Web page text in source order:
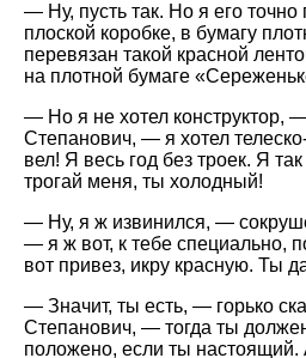
— Ну, пусть так. Но я его
плоской коробке, в бумагу
перевязан такой красной
на плотной бумаге
— Но я не хотел конструктор,
Степанович, — я хотел
вел! Я весь год без троек. Я
трогай меня, ты холодный!
— Ну, я ж извинился, —
— я ж вот, к тебе специально,
вот привез, икру красную. Ты
— Значит, ты есть, — горько
Степанович, — тогда ты
положено, если ты настоящий.